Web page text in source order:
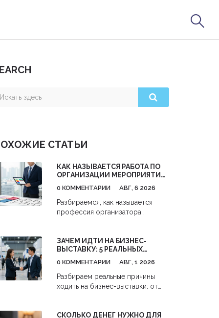
СТАТЬИ
КАК НАЗЫВАЕТСЯ РАБОТА ПО
ОРГАНИЗАЦИИ МЕРОПРИЯТИЙ:
0 КОММЕНТАРИИ АВГ, 6 2026
Разбираемся, как называется
профессия организатора
обязанности, навыки и
перспективы карьеры в сфере
бизнес-ивентов.
ЗАЧЕМ ИДТИ НА БИЗНЕС-
ВЫСТАВКУ: 5 РЕАЛЬНЫХ
0 КОММЕНТАРИИ АВГ, 1 2026
Разбираем реальные причины
ходить на бизнес-выставки: от
советы, как получить максимум
СКОЛЬКО ДЕНЕГ НУЖНО ДЛЯ